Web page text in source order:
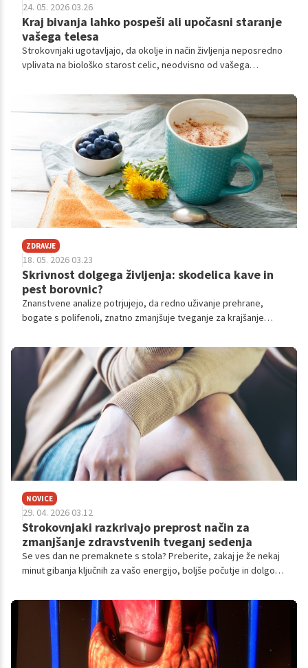
24. 05. 2026 03.26
Kraj bivanja lahko pospeši ali upočasni staranje
vašega telesa
Strokovnjaki ugotavljajo, da okolje in način življenja neposredno
vplivata na biološko starost celic, neodvisno od vašega
ZDRAVJE
18. 05. 2026 03.23
Skrivnost dolgega življenja: skodelica kave in
pest borovnic?
Znanstvene analize potrjujejo, da redno uživanje prehrane,
bogate s polifenoli, znatno zmanjšuje tveganje za krajšanje
NOVICE
29. 04. 2026 03.12
Strokovnjaki razkrivajo preprost način za
zmanjšanje zdravstvenih tveganj sedenja
Se ves dan ne premaknete s stola? Preberite, zakaj je že nekaj
minut gibanja ključnih za vašo energijo, boljše počutje in dolgo